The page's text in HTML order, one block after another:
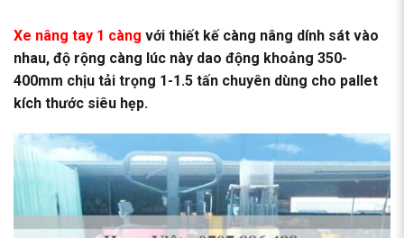
Xe nâng tay 1 càng với thiết kế càng nâng dính sát vào
nhau, độ rộng càng lúc này dao động khoảng 350-
400mm chịu tải trọng 1-1.5 tấn chuyên dùng cho pallet
kích thước siêu hẹp.